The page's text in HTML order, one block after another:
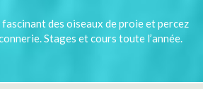
fascinant des oiseaux de proie et percez
Stages et cours toute l’année.